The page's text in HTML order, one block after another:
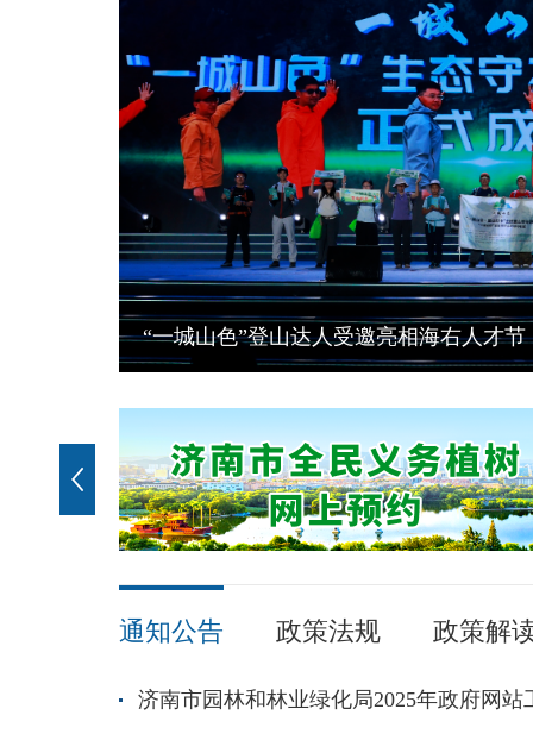
泉城夏韵 繁花逐光！济南公园赏花打卡
通知公告 政策法规 政策解
济南市园林和林业绿化局2025年政府网站